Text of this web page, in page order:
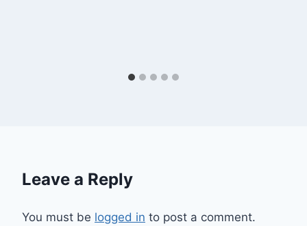
Leave a Reply
You must be logged in to post a comment.